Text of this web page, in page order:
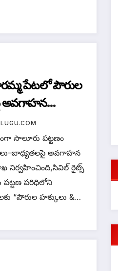
పేటలో పౌరుల
అవగాహన
సాలూరు పట్టణం
అవగాహన
నిర్వహించింది,సివిల్ రైట్స్
పట్టణ పరిధిలోని
“పౌరుల హక్కులు &…